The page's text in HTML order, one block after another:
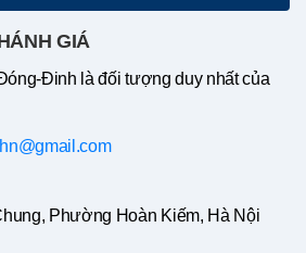
GIÁ
Đinh là đối tượng duy nhất của
Phường Hoàn Kiếm, Hà Nội